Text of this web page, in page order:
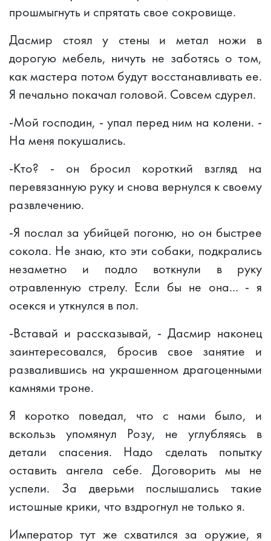
прошмыгнуть и спрятать свое сокровище.
Дасмир стоял у стены и метал ножи в
дорогую мебель, ничуть не заботясь о том,
как мастера потом будут восстанавливать ее.
Я печально покачал головой. Совсем сдурел.
-Мой господин, - упал перед ним на колени. -
На меня покушались.
-Кто? - он бросил короткий взгляд на
перевязанную руку и снова вернулся к своему
развлечению.
-Я послал за убийцей погоню, но он быстрее
сокола. Не знаю, кто эти собаки, подкрались
незаметно и подло воткнули в руку
отравленную стрелу. Если бы не она... - я
осекся и уткнулся в пол.
-Вставай и рассказывай, - Дасмир наконец
заинтересовался, бросив свое занятие и
развалившись на украшенном драгоценными
камнями троне.
Я коротко поведал, что с нами было, и
вскользь упомянул Розу, не углубляясь в
детали спасения. Надо сделать попытку
оставить ангела себе. Договорить мы не
успели. За дверьми послышались такие
истошные крики, что вздрогнул не только я.
Император тут же схватился за оружие, я